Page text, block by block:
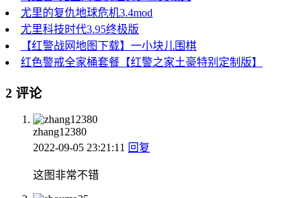
尤里的复仇地球危机3.4mod
尤里科技时代3.95终极版
【红警战网地图下载】一小块儿围棋
红色警戒全家桶套餐【红警之家土豪特别定制版】
2 评论
zhang12380
2022-09-05 23:21:11 回复
这图非常不错